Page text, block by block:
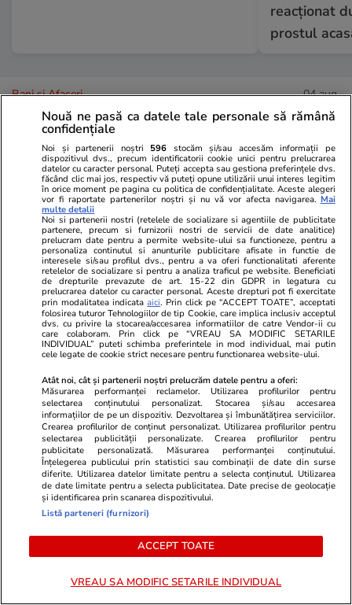
reacționat
prostul
Bani și Afaceri 04 aug.
Ce este loud budgeting,
tendința financiară populară la
generația Z
Lifestyle 04 aug.
Cum se scrie corect: bineînțeles
sau bine înțeles
Bani și Afaceri 03 aug.
Cine poate retrage banii din
contul unei persoane decedate
Nouă ne pasă ca datele tale personale să rămână
confidențiale
Noi și partenerii noștri 596 stocăm și/sau accesăm informații pe
dispozitivul dvs., precum identificatorii cookie unici pentru prelucrarea
datelor cu caracter personal. Puteți accepta sau gestiona preferințele dvs.
făcând clic mai jos, respectiv vă puteți opune utilizării unui interes legitim
în orice moment pe pagina cu politica de confidențialitate. Aceste alegeri
vor fi raportate partenerilor noștri și nu vă vor afecta navigarea. Mai
multe detalii
Noi si partenerii nostri (retelele de socializare si agentiile de publicitate
partenere, precum si furnizorii nostri de servicii de date analitice)
prelucram date pentru a permite website-ului sa functioneze, pentru a
personaliza continutul si anunturile publicitare afisate in functie de
interesele si/sau profilul dvs., pentru a va oferi functionalitati aferente
retelelor de socializare si pentru a analiza traficul pe website. Beneficiati
de drepturile prevazute de art. 15-22 din GDPR in legatura cu
prelucrarea datelor cu caracter personal. Aceste drepturi pot fi exercitate
prin modalitatea indicataaici. Prin click pe “ACCEPT TOATE”, acceptati
folosirea tuturor Tehnologiilor de tip Cookie, care implica inclusiv acceptul
dvs. cu privire la stocarea/accesarea informatiilor de catre Vendor-ii cu
care colaboram. Prin click pe “VREAU SA MODIFIC SETARILE
INDIVIDUAL” puteti schimba preferintele in mod individual, mai putin
cele legate de cookie strict necesare pentru functionarea website-ului.
Atât noi, cât și partenerii noștri prelucrăm datele pentru a oferi:
Măsurarea performanței reclamelor. Utilizarea profilurilor pentru
selectarea conținutului personalizat. Stocarea și/sau accesarea
informațiilor de pe un dispozitiv. Dezvoltarea și îmbunătățirea serviciilor.
Crearea profilurilor de conținut personalizat. Utilizarea profilurilor pentru
selectarea publicității personalizate. Crearea profilurilor pentru
publicitate personalizată. Măsurarea performanței conținutului.
Înțelegerea publicului prin statistici sau combinații de date din surse
diferite. Utilizarea datelor limitate pentru a selecta conținutul. Utilizarea
de date limitate pentru a selecta publicitatea. Date precise de geolocație
și identificarea prin scanarea dispozitivului.
Listă parteneri (furnizori)
ACCEPT TOATE
VREAU SA MODIFIC SETARILE INDIVIDUAL